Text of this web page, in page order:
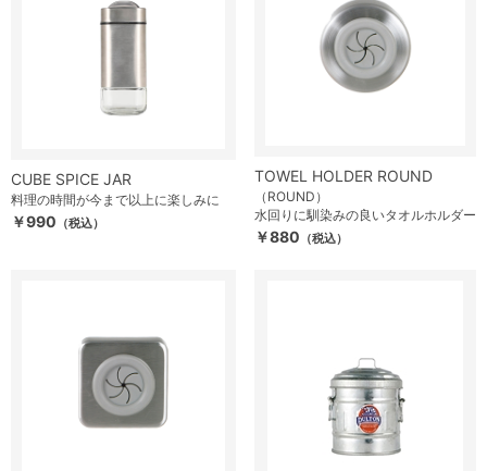
CUBE SPICE JAR
料理の時間が今まで以上に楽しみに
￥990 （税込）
TOWEL HOLDER ROUND
（ROUND）
水回りに馴染みの良いタオルホルダー
￥880 （税込）